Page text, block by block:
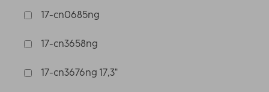
17-cn0685ng
17-cn3658ng
17-cn3676ng 17,3"